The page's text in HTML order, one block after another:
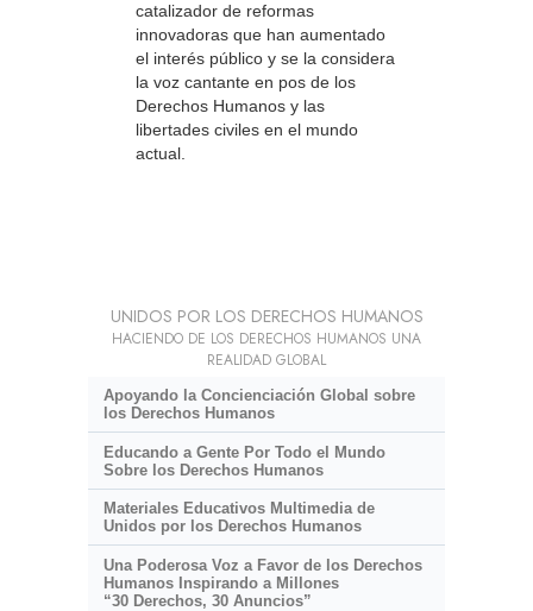
catalizador de reformas
innovadoras que han aumentado
el interés público y se la considera
la voz cantante en pos de los
Derechos Humanos y las
libertades civiles en el mundo
actual.
UNIDOS POR LOS DERECHOS HUMANOS
HACIENDO DE LOS DERECHOS HUMANOS UNA
REALIDAD GLOBAL
Apoyando la Concienciación Global sobre
los Derechos Humanos
Educando a Gente Por Todo el Mundo
Sobre los Derechos Humanos
Materiales Educativos Multimedia de
Unidos por los Derechos Humanos
Una Poderosa Voz a Favor de los Derechos
Humanos Inspirando a Millones
“30 Derechos, 30 Anuncios”